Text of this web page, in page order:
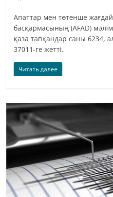
Апаттар мен төтенше
басқармасының (AFAD)
қаза тапқандар саны 6234,
37011-ге жетті.
Читать далее